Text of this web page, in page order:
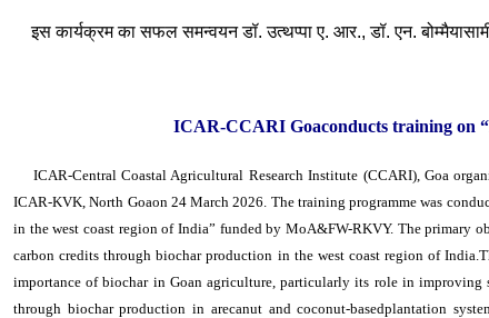
इस कार्यक्रम का सफल समन्वयन डॉ. उत्थप्पा ए. आर., डॉ. एन.
ICAR-CCARI Goaconducts training on
ICAR-Central Coastal Agricultural Research Institute (CCARI), Goa
ICAR-KVK, North Goaon 24 March 2026. The training programme was
in the west coast region of India” funded by MoA&FW-RKVY. The primary
carbon credits through biochar production in the west coast region of
importance of biochar in Goan agriculture, particularly its role in improving
through biochar production in arecanut and coconut-basedplantation